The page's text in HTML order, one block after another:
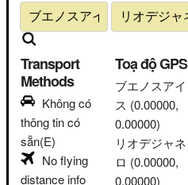
Transport
Methods
Không có
thông tin có
sẵn(E)
No flying
distance info
Toạ độ GPS
ブエノスアイ
ス (0.00000,
0.00000)
リオデジャ
ロ (0.00000,
0.00000)